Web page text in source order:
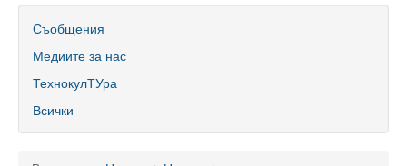
Поздравителни адреси
Отчетни доклади за дейността на ТУ – Варна
60 години ТУ - Варна
Програма 60 г.
Съобщения
Медиите за нас
ТехнокулТУра
Всички